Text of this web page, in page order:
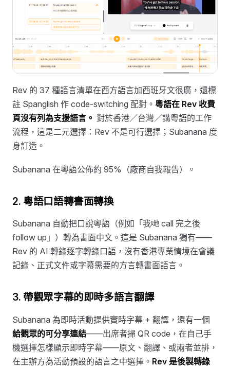
Rev 的 37 種語言清單在西方語言加西班牙文很廣，還標
註 Spanglish 作 code-switching 配對。 粵語在 Rev 收費
頁沒有列為支援語言。 對於香港／台灣／講粵語的工作
流程，這是二元選擇：Rev 不是可行選擇；Subanana 度
身訂造。
Subanana 在粵語公佈約 95%（廠商自我報告）。
2. 粵語口語轉書面轉換
Subanana 自動把口說粵語（例如「我哋 call 完之後
follow up」）轉為書面中文。這是 Subanana 獨有——
Rev 的 AI 轉錄逐字轉錄口語，沒有香港專業情境在會議
記錄、正式文件或字幕需要的方言轉書面語言。
3. 帶觀眾字幕的即時多語言翻譯
Subanana 為即時活動提供實時字幕 + 翻譯，還有一個
給觀眾的可分享連結——出席者掃 QR code，在自己手
機選擇怎樣顯示即時字幕——原文、翻譯、或兩者並排，
在主辦方為活動預設的語言之中選擇。 Rev 是後製轉錄